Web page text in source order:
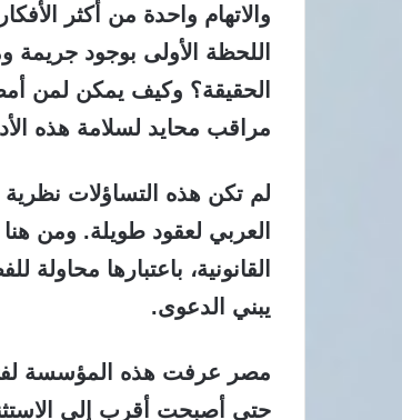
والاتهام واحدة من أكثر
اللحظة الأولى بوجود
الحقيقة؟ وكيف يمكن لمن
مراقب محايد لسلامة هذه
لم تكن هذه التساؤلات
العربي لعقود طويلة. ومن
القانونية، باعتبارها
يبني الدعوى.
مصر عرفت هذه المؤسسة
حتى أصبحت أقرب إلى